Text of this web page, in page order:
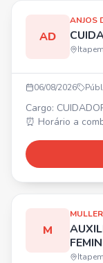
AD
ANJOS
06/08/2026
Cargo: CUIDADORA Vaga de CUIDADORA em
⏰ Horário a combinar.
seja de fácil
M
MULLER